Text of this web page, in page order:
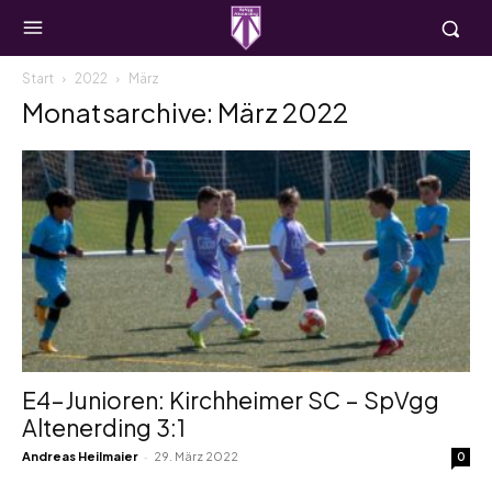
Start 2022 März
Monatsarchive: März 2022
E4-Junioren: Kirchheimer SC – SpVgg
Altenerding 3:1
Andreas Heilmaier - 29. März 2022 0